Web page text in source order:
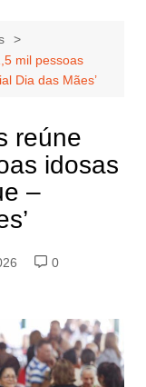
mil pessoas
Dia das Mães’
reúne
idosas
–
0